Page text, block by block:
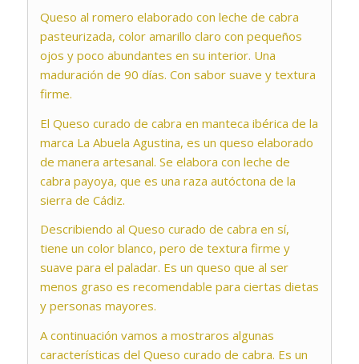
Queso al romero elaborado con leche de cabra
pasteurizada, color amarillo claro con pequeños
ojos y poco abundantes en su interior. Una
maduración de 90 días. Con sabor suave y textura
firme.
El Queso curado de cabra en manteca ibérica de la
marca La Abuela Agustina, es un queso elaborado
de manera artesanal. Se elabora con leche de
cabra payoya, que es una raza autóctona de la
sierra de Cádiz.
Describiendo al Queso curado de cabra en sí,
tiene un color blanco, pero de textura firme y
suave para el paladar. Es un queso que al ser
menos graso es recomendable para ciertas dietas
y personas mayores.
A continuación vamos a mostraros algunas
características del Queso curado de cabra. Es un